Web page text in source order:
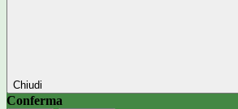
Chiudi
Conferma